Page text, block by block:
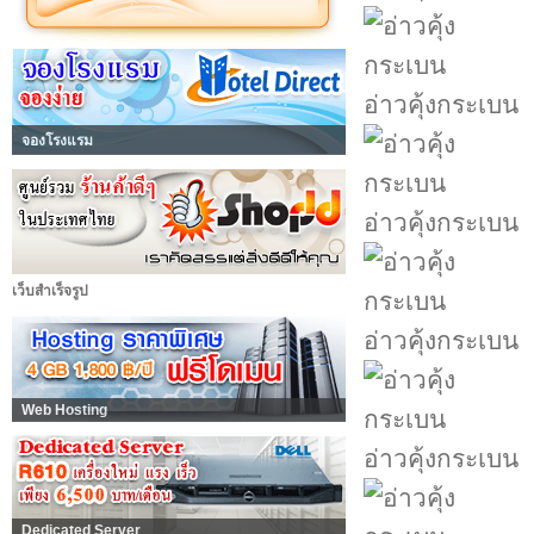
จองโรงแรม
เว็บสำเร็จรูป
Web Hosting
Dedicated Server
อ่าวคุ้งกระเบน
อ่าวคุ้งกระเบน
อ่าวคุ้งกระเบน
อ่าวคุ้งกระเบน